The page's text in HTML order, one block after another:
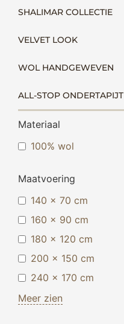
SHALIMAR COLLECTIE
VELVET LOOK
WOL HANDGEWEVEN
ALL-STOP ONDERTAPIJT
Materiaal
100% wol
Maatvoering
140 x 70 cm
160 x 90 cm
180 x 120 cm
200 x 150 cm
240 x 170 cm
Meer zien